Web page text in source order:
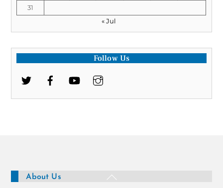
31
« Jul
Follow Us
Back
About Us